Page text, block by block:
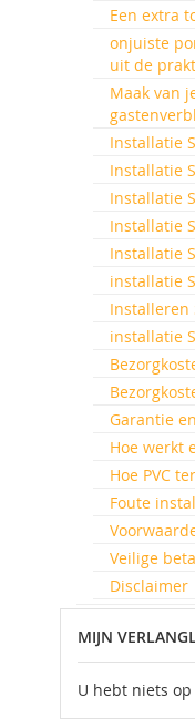
Een extra
onjuiste
uit de
Maak van
Installatie
Installatie
Installatie
Installatie
Installatie
installatie
Installeren
installatie
Garantie
Hoe werkt
Hoe PVC
Foute
Veilige
Disclaimer
MIJN
U hebt niets